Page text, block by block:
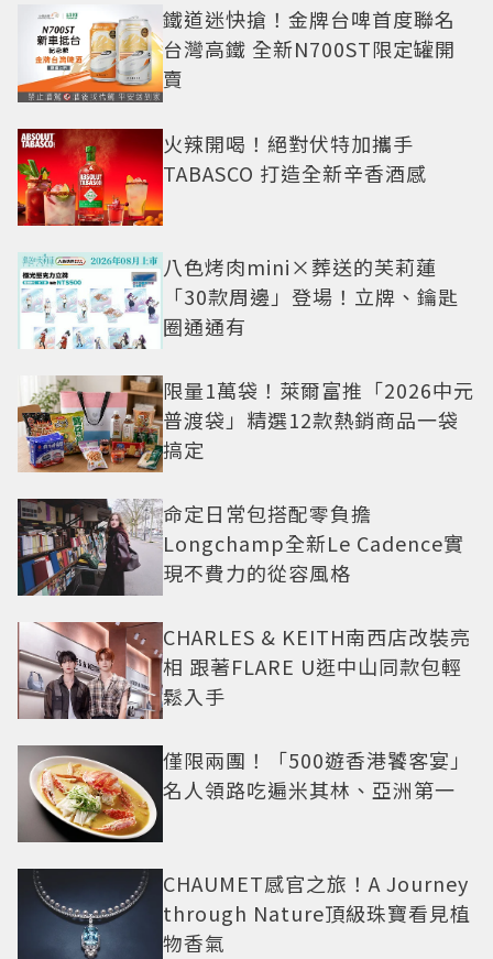
鐵道迷快搶！金牌台啤首度聯名
台灣高鐵 全新N700ST限定罐開
賣
火辣開喝！絕對伏特加攜手
TABASCO 打造全新辛香酒感
八色烤肉mini×葬送的芙莉蓮
「30款周邊」登場！立牌、鑰匙
圈通通有
限量1萬袋！萊爾富推「2026中元
普渡袋」精選12款熱銷商品一袋
搞定
命定日常包搭配零負擔
Longchamp全新Le Cadence實
現不費力的從容風格
CHARLES & KEITH南西店改裝亮
相 跟著FLARE U逛中山同款包輕
鬆入手
僅限兩團！「500遊香港饕客宴」
名人領路吃遍米其林、亞洲第一
CHAUMET感官之旅！A Journey
through Nature頂級珠寶看見植
物香氣